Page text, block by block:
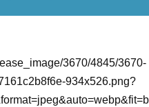
3670/4845/3670-
934x526.png?